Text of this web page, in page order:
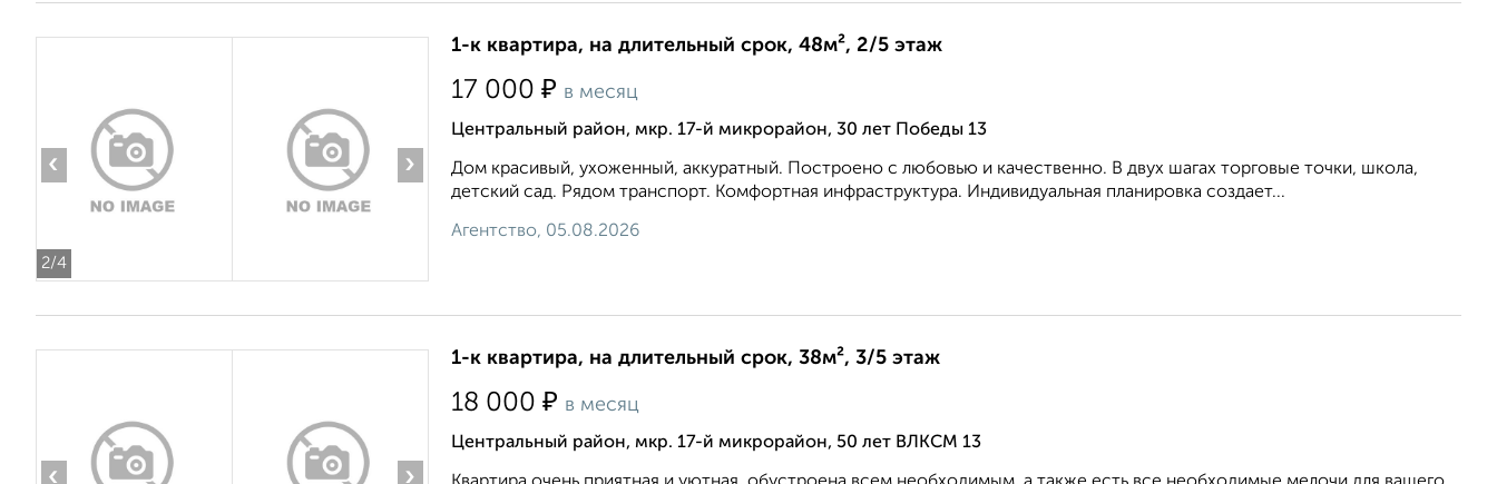
2/4
‹ ›
1-к квартира, на длительный срок, 48м², 2/5 этаж
17 000 ₽ в месяц
Центральный район, мкр. 17-й микрорайон, 30 лет Победы 13
Дом красивый, ухоженный, аккуратный. Построено с любовью и качественно. В двух шагах торговые точки, школа,
детский сад. Рядом транспорт. Комфортная инфраструктура. Индивидуальная планировка создает...
Агентство, 05.08.2026
‹ ›
1-к квартира, на длительный срок, 38м², 3/5 этаж
18 000 ₽ в месяц
Центральный район, мкр. 17-й микрорайон, 50 лет ВЛКСМ 13